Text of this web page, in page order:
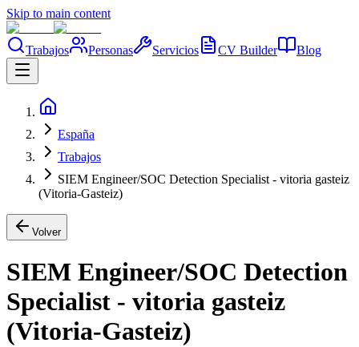
Skip to main content
Trabajos Personas Servicios CV Builder Blog
España
Trabajos
SIEM Engineer/SOC Detection Specialist - vitoria gasteiz
(Vitoria-Gasteiz)
Volver
SIEM Engineer/SOC Detection
Specialist - vitoria gasteiz
(Vitoria-Gasteiz)